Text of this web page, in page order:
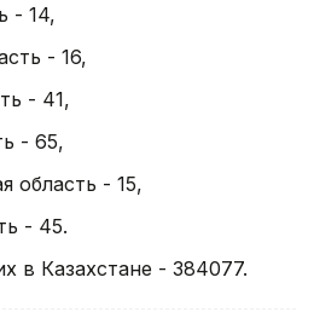
- 14,
- 16,
- 41,
- 65,
область - 15,
- 45.
в Казахстане - 384077.